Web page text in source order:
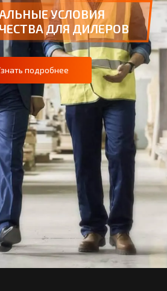
УСЛОВИЯ
ДЛЯ ДИЛЕРОВ
подробнее